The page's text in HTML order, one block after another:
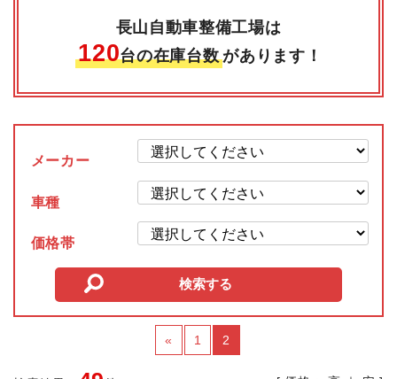
長山自動車整備工場は
120台の在庫台数 があります！
メーカー
車種
価格帯
« 1 2